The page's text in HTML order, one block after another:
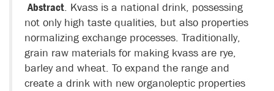
Abstract. Kvass is a national drink, possessing
not only high taste qualities, but also properties
normalizing exchange processes. Traditionally,
grain raw materials for making kvass are rye,
barley and wheat. To expand the range and
create a drink with new organoleptic properties